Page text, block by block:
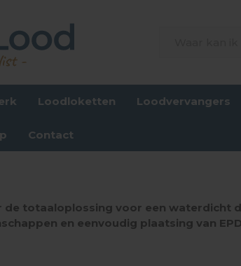
Loodloketten Loodvervangers
Contact
de totaaloplossing voor een waterdicht
en eenvoudig plaatsing van